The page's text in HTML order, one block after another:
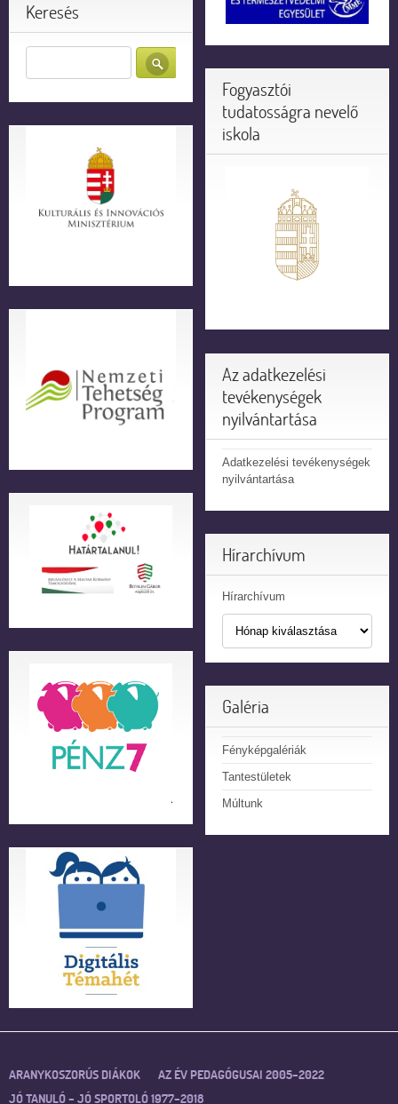
Keresés
Fogyasztói
tudatosságra nevelő
iskola
Az adatkezelési
tevékenységek
nyilvántartása
Adatkezelési tevékenységek
nyilvántartása
Hírarchívum
Hírarchívum
Galéria
Fényképgalériák
Tantestületek
Múltunk
ARANYKOSZORÚS DIÁKOK
AZ ÉV PEDAGÓGUSAI 2005–2022
JÓ TANULÓ – JÓ SPORTOLÓ 1977–2018